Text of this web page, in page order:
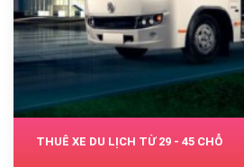
THUÊ XE DU LỊCH TỪ 29 - 45 CHỖ